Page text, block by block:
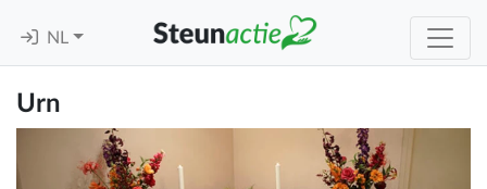
NL
Urn